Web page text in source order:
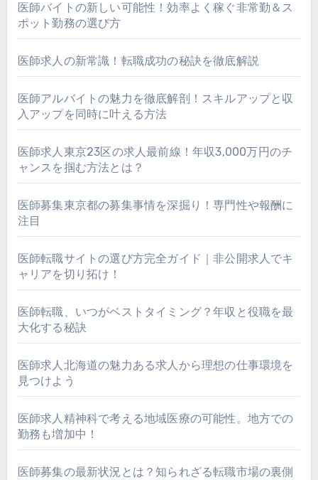
医師バイトの新しい可能性！効率よく稼ぐ非常勤＆ス
ポット勤務の選び方
医師求人の新常識！転職成功の秘訣を徹底解説
医師アルバイトの魅力を徹底解剖！スキルアップと収
入アップを同時に叶える方法
医師求人東京23区の求人最前線！年収3,000万円のチ
ャンスを掴む方法とは？
医師募集東京都の募集事情を深掘り！専門性や報酬に
注目
医師転職サイトの選び方完全ガイド｜非公開求人でキ
ャリアを切り拓け！
医師転職、いつがベストタイミング？年収と役職を最
大化する秘訣
医師求人北海道の魅力ある求人から理想の仕事環境を
見つけよう
医師求人精神科で考える地域医療の可能性。地方での
勤務も増加中！
医師募集の最新状況とは？知られざる転職市場の裏側